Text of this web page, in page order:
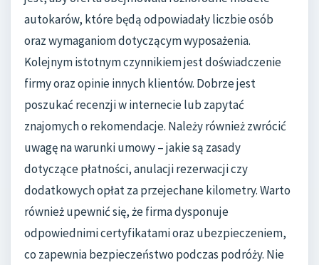
autokarów, które będą odpowiadały liczbie osób
oraz wymaganiom dotyczącym wyposażenia.
Kolejnym istotnym czynnikiem jest doświadczenie
firmy oraz opinie innych klientów. Dobrze jest
poszukać recenzji w internecie lub zapytać
znajomych o rekomendacje. Należy również zwrócić
uwagę na warunki umowy – jakie są zasady
dotyczące płatności, anulacji rezerwacji czy
dodatkowych opłat za przejechane kilometry. Warto
również upewnić się, że firma dysponuje
odpowiednimi certyfikatami oraz ubezpieczeniem,
co zapewnia bezpieczeństwo podczas podróży. Nie